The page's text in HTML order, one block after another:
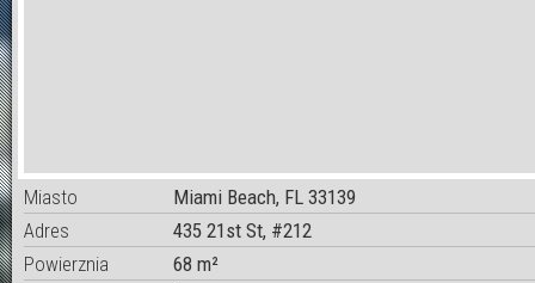
Miasto
Miami Beach, FL 33139
Adres
435 21st St, #212
Powierznia
68 m²